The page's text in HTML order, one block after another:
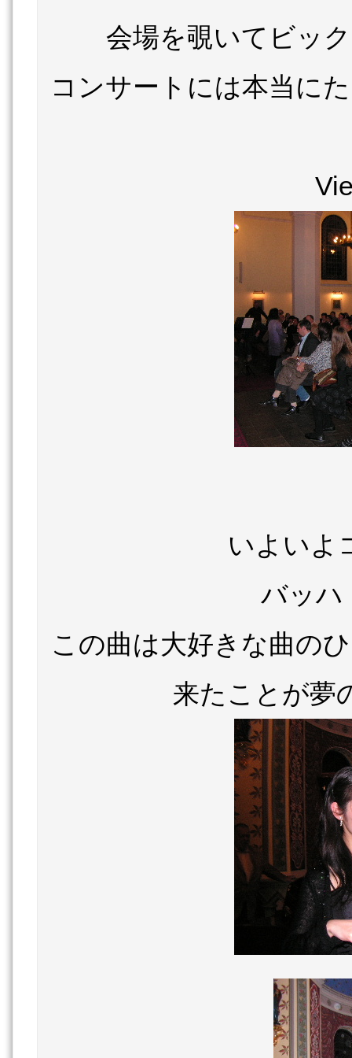
会場を覗いてビッ
コンサートには本当に
いよいよ
バッハ
この曲は大好きな曲の
来たことが夢